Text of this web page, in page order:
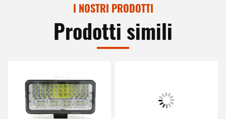
I NOSTRI PRODOTTI
Prodotti simili